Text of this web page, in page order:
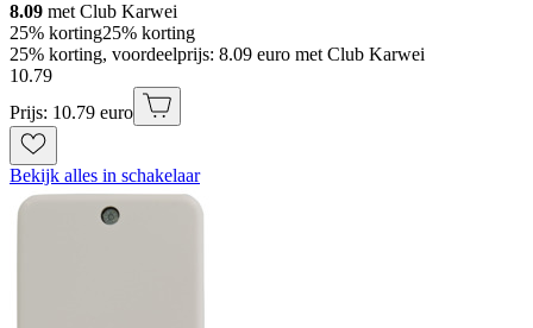
8.09 met Club Karwei
25% korting25% korting
25% korting, voordeelprijs: 8.09 euro met Club Karwei
10.79
Prijs: 10.79 euro
Bekijk alles in schakelaar